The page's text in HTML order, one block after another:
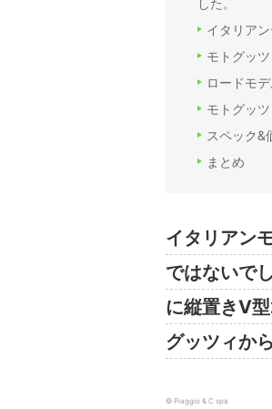
した。
イタリア
モトグッ
ロードモ
モトグッ
スペック&
まとめ
イタリアン
ではないで
に縦置きV
グッツィか
© Piaggio & C spa